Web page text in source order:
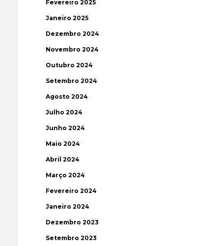
Fevereiro 2025
Janeiro 2025
Dezembro 2024
Novembro 2024
Outubro 2024
Setembro 2024
Agosto 2024
Julho 2024
Junho 2024
Maio 2024
Abril 2024
Março 2024
Fevereiro 2024
Janeiro 2024
Dezembro 2023
Setembro 2023